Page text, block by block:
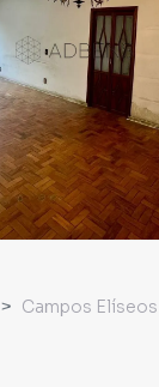
Campos Elíseos